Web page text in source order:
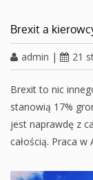
Brexit a
admin | 21
Brexit to nic
stanowią 17%
jest naprawdę z
całością. Praca w